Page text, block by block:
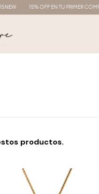
15% OFF EN TU PRIMER
productos.